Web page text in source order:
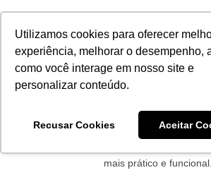
Utilizamos cookies para oferecer
experiência, melhorar o desempenho,
como você interage em nosso site e
personalizar conteúdo.
Recusar Cookies Aceitar
conteúdo
Os produtos Wesco são sinônimo de
oferecendo soluções eficientes e confiáveis
mais prático e funcional.
Produtos